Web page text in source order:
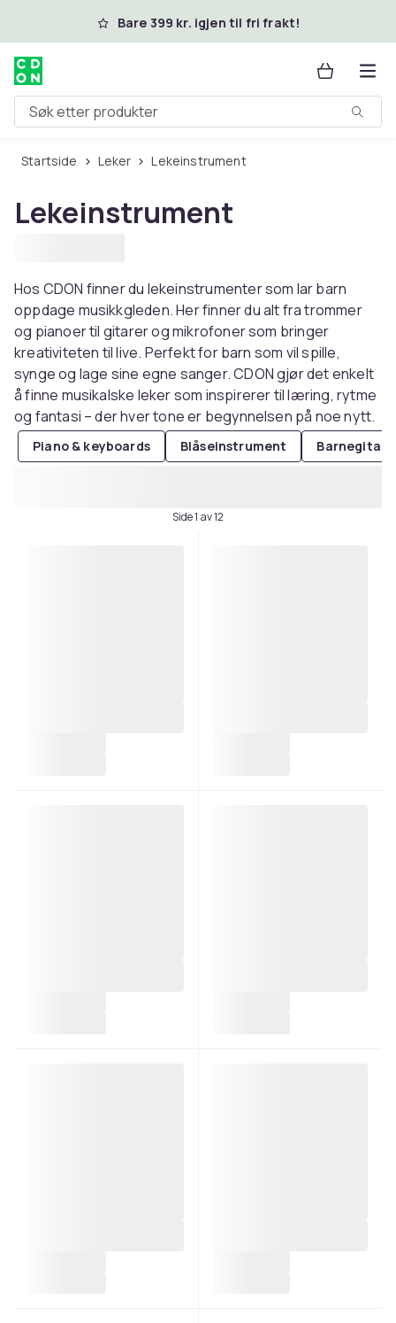
Hopp til hovedinnholdBare 399 kr. igjen til fri frakt!
Søk etter produkter
Startside Leker Lekeinstrument
Lekeinstrument
Hos CDON finner du lekeinstrumenter som lar barn
oppdage musikkgleden. Her finner du alt fra trommer
og pianoer til gitarer og mikrofoner som bringer
kreativiteten til live. Perfekt for barn som vil spille,
synge og lage sine egne sanger. CDON gjør det enkelt
å finne musikalske leker som inspirerer til læring, rytme
og fantasi – der hver tone er begynnelsen på noe nytt.
Piano & keyboards Blåseinstrument
Side 1 av 12